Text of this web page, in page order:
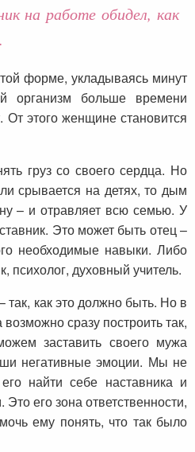
на работе обидел, как
форме, укладываясь минут
больше времени
этого женщине становится
груз со своего сердца. Но
срывается на детях, то дым
– и отравляет всю семью. У
Это может быть отец –
необходимые навыки. Либо
психолог, духовный учитель.
как это должно быть. Но в
сразу построить так,
заставить своего мужа
негативные эмоции. Мы не
найти себе наставника и
его зона ответственности,
ему понять, что так было